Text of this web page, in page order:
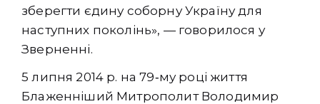
зберегти єдину соборну Україну для
наступних поколінь», — говорилося у
Зверненні.
5 липня 2014 р. на 79‑му році життя
Блаженніший Митрополит Володимир